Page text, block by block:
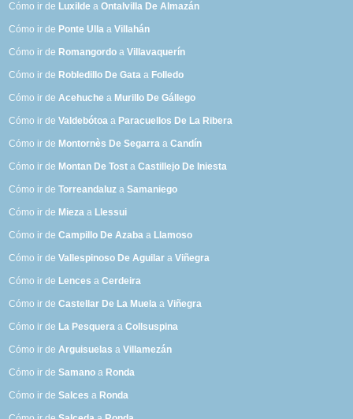
Cómo ir de Luxilde aOntalvilla De Almazán
Cómo ir de Ponte Ulla aVillahán
Cómo ir de Romangordo aVillavaquerín
Cómo ir de Robledillo De Gata a Folledo
Cómo ir deAcehuche a Murillo De Gállego
Cómo ir deValdebótoa a Paracuellos De La Ribera
Cómo ir de Montornès De Segarra aCandín
Cómo ir de Montan De Tost aCastillejo De Iniesta
Cómo ir deTorreandaluz aSamaniego
Cómo ir de Mieza a Llessui
Cómo ir deCampillo De Azaba a Llamoso
Cómo ir deVallespinoso De Aguilar aViñegra
Cómo ir de Lences aCerdeira
Cómo ir deCastellar De La Muela aViñegra
Cómo ir de La Pesquera aCollsuspina
Cómo ir deArguisuelas aVillamezán
Cómo ir deSamano a Ronda
Cómo ir deSalces a Ronda